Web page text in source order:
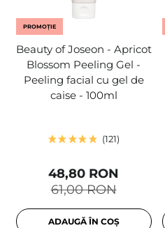
PROMOȚIE
Beauty of Joseon - Apricot
Blossom Peeling Gel -
Peeling facial cu gel de
caise - 100ml
121
61,00 RON
48,80 RON
ADAUGĂ ÎN COȘ